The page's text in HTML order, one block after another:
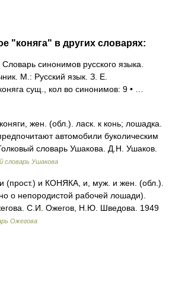
"коняга" в других словарях:
синонимов русского языка.
М.: Русский язык. З. Е.
сущ., кол во синонимов: 9 • …
жен. (обл.). ласк. к конь; лошадка.
автомобили буколическим
словарь Ушакова. Д.Н. Ушаков.
словарь Ушакова
и КОНЯКА, и, муж. и жен. (обл.).
о непородистой рабочей лошади).
С.И. Ожегов, Н.Ю. Шведова. 1949
Ожегова